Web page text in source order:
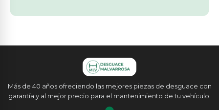
Más de 40 años ofreciendo las mejores piezas de desguace con
garantía y al mejor precio para el mantenimiento de tu vehículo.